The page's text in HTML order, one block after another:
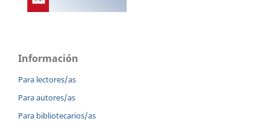
Información
Para lectores/as
Para autores/as
Para bibliotecarios/as